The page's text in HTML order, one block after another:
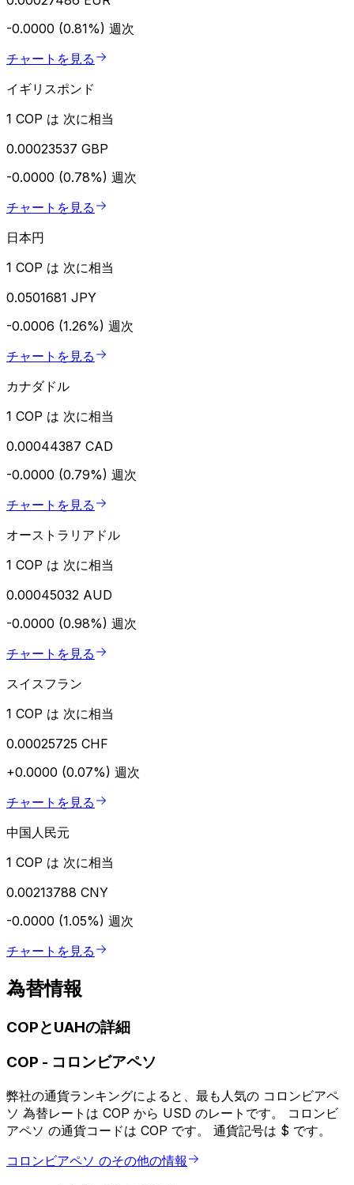
-0.0000 (0.81%) 週次
チャートを見る
イギリスポンド
1 COP は 次に相当
0.00023537 GBP
-0.0000 (0.78%) 週次
チャートを見る
日本円
1 COP は 次に相当
0.0501681 JPY
-0.0006 (1.26%) 週次
チャートを見る
カナダドル
1 COP は 次に相当
0.00044387 CAD
-0.0000 (0.79%) 週次
チャートを見る
オーストラリアドル
1 COP は 次に相当
0.00045032 AUD
-0.0000 (0.98%) 週次
チャートを見る
スイスフラン
1 COP は 次に相当
0.00025725 CHF
+0.0000 (0.07%) 週次
チャートを見る
中国人民元
1 COP は 次に相当
0.00213788 CNY
-0.0000 (1.05%) 週次
チャートを見る
為替情報
COPとUAHの詳細
COP - コロンビアペソ
弊社の通貨ランキングによると、最も人気の コロンビアペ
ソ 為替レートは COP から USD のレートです。 コロンビ
アペソ の通貨コードは COP です。 通貨記号は $ です。
コロンビアペソ のその他の情報